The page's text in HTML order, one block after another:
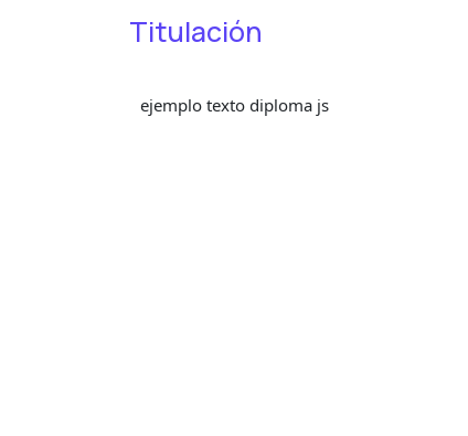
Titulación
ejemplo texto diploma js